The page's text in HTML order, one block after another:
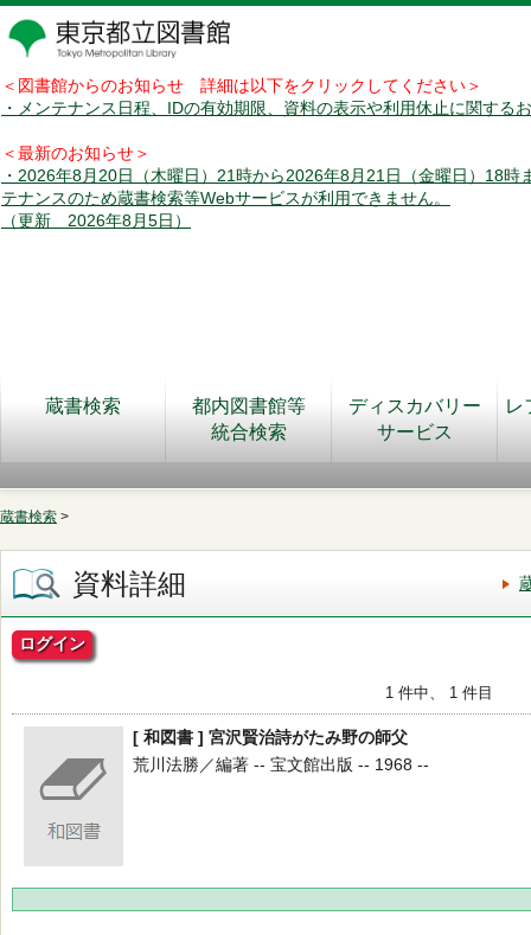
＜図書館からのお知らせ 詳細は以下をクリックしてください＞
・メンテナンス日程、IDの有効期限、資料の表示や利用休止に関する
＜最新のお知らせ＞
・2026年8月20日（木曜日）21時から2026年8月21日（金曜日）18時
テナンスのため蔵書検索等Webサービスが利用できません。
（更新 2026年8月5日）
蔵書検索
都内図書館等
統合検索
ディスカバリー
サービス
レ
蔵書検索 >
資料詳細
ログイン
1 件中、 1 件目
[ 和図書 ] 宮沢賢治詩がたみ野の師父
荒川法勝／編著 -- 宝文館出版 -- 1968 --